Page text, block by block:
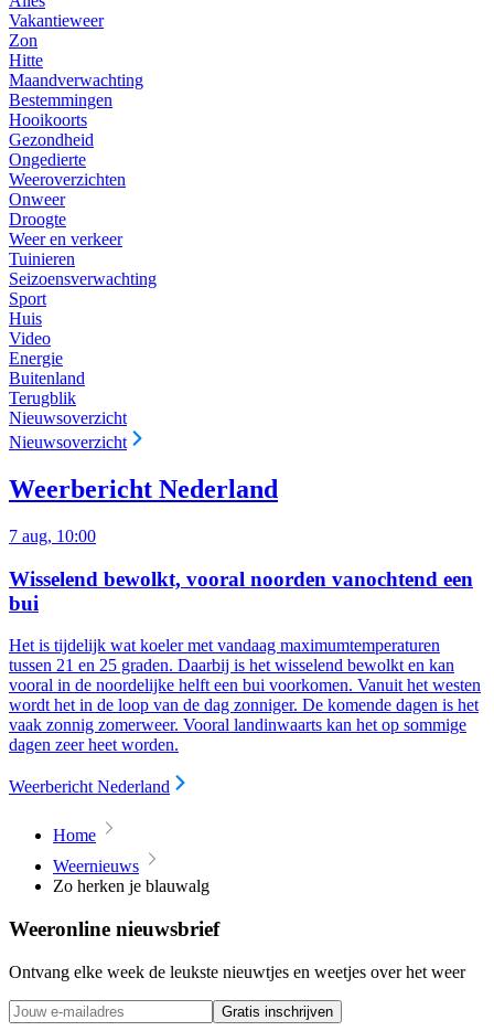
Vakantieweer
Zon
Hitte
Maandverwachting
Bestemmingen
Hooikoorts
Gezondheid
Ongedierte
Weeroverzichten
Onweer
Droogte
Weer en verkeer
Tuinieren
Seizoensverwachting
Sport
Huis
Video
Energie
Buitenland
Terugblik
Nieuwsoverzicht
Nieuwsoverzicht
Weerbericht Nederland
7 aug, 10:00
Wisselend bewolkt, vooral noorden vanochtend een
bui
Het is tijdelijk wat koeler met vandaag maximumtemperaturen
tussen 21 en 25 graden. Daarbij is het wisselend bewolkt en kan
vooral in de noordelijke helft een bui voorkomen. Vanuit het westen
wordt het in de loop van de dag zonniger. De komende dagen is het
vaak zonnig zomerweer. Vooral landinwaarts kan het op sommige
dagen zeer heet worden.
Weerbericht Nederland
Home
Weernieuws
Zo herken je blauwalg
Weeronline nieuwsbrief
Ontvang elke week de leukste nieuwtjes en weetjes over het weer
Gratis inschrijven